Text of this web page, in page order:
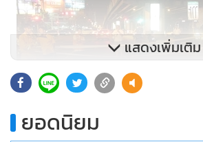
แสดงเพิ่มเติม
ยอดนิยม